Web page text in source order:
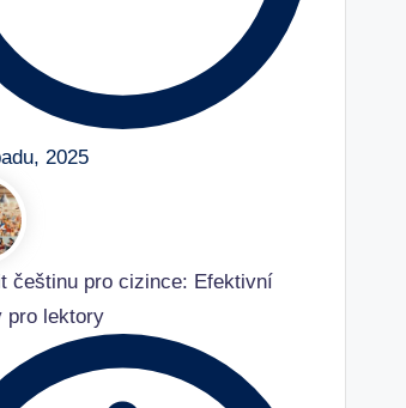
2025
češtinu pro cizince: Efektivní
pro lektory